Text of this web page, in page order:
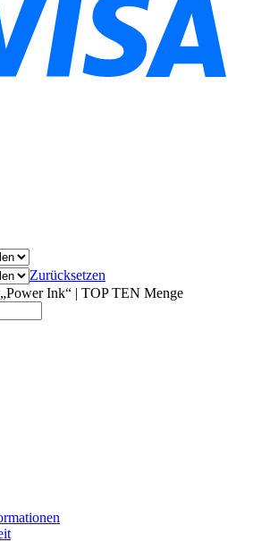
Zurücksetzen
Ink“ | TOP TEN Menge